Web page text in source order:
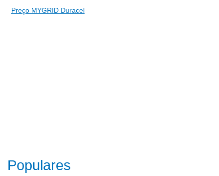
Preço MYGRID Duracel
Populares